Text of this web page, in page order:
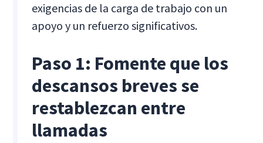
exigencias de la carga de trabajo con un
apoyo y un refuerzo significativos.
Paso 1: Fomente que los
descansos breves se
restablezcan entre
llamadas